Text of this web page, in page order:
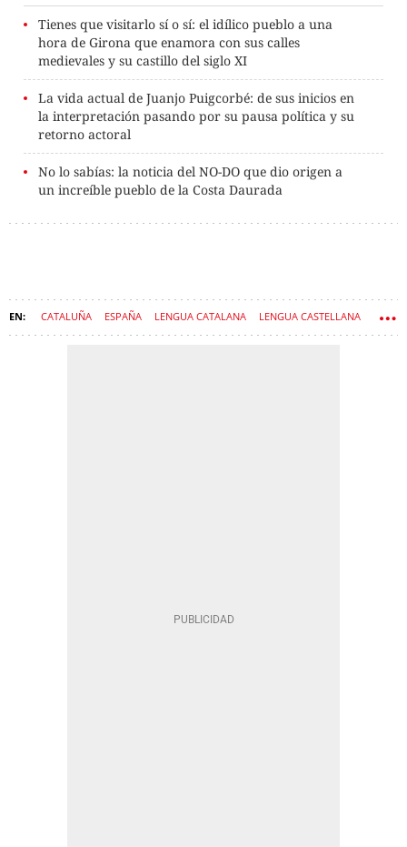
Tienes que visitarlo sí o sí: el idílico pueblo a una
hora de Girona que enamora con sus calles
medievales y su castillo del siglo XI
La vida actual de Juanjo Puigcorbé: de sus inicios en
la interpretación pasando por su pausa política y su
retorno actoral
No lo sabías: la noticia del NO-DO que dio origen a
un increíble pueblo de la Costa Daurada
CATALUÑA ESPAÑA LENGUA CATALANA LENGUA CASTELLANA